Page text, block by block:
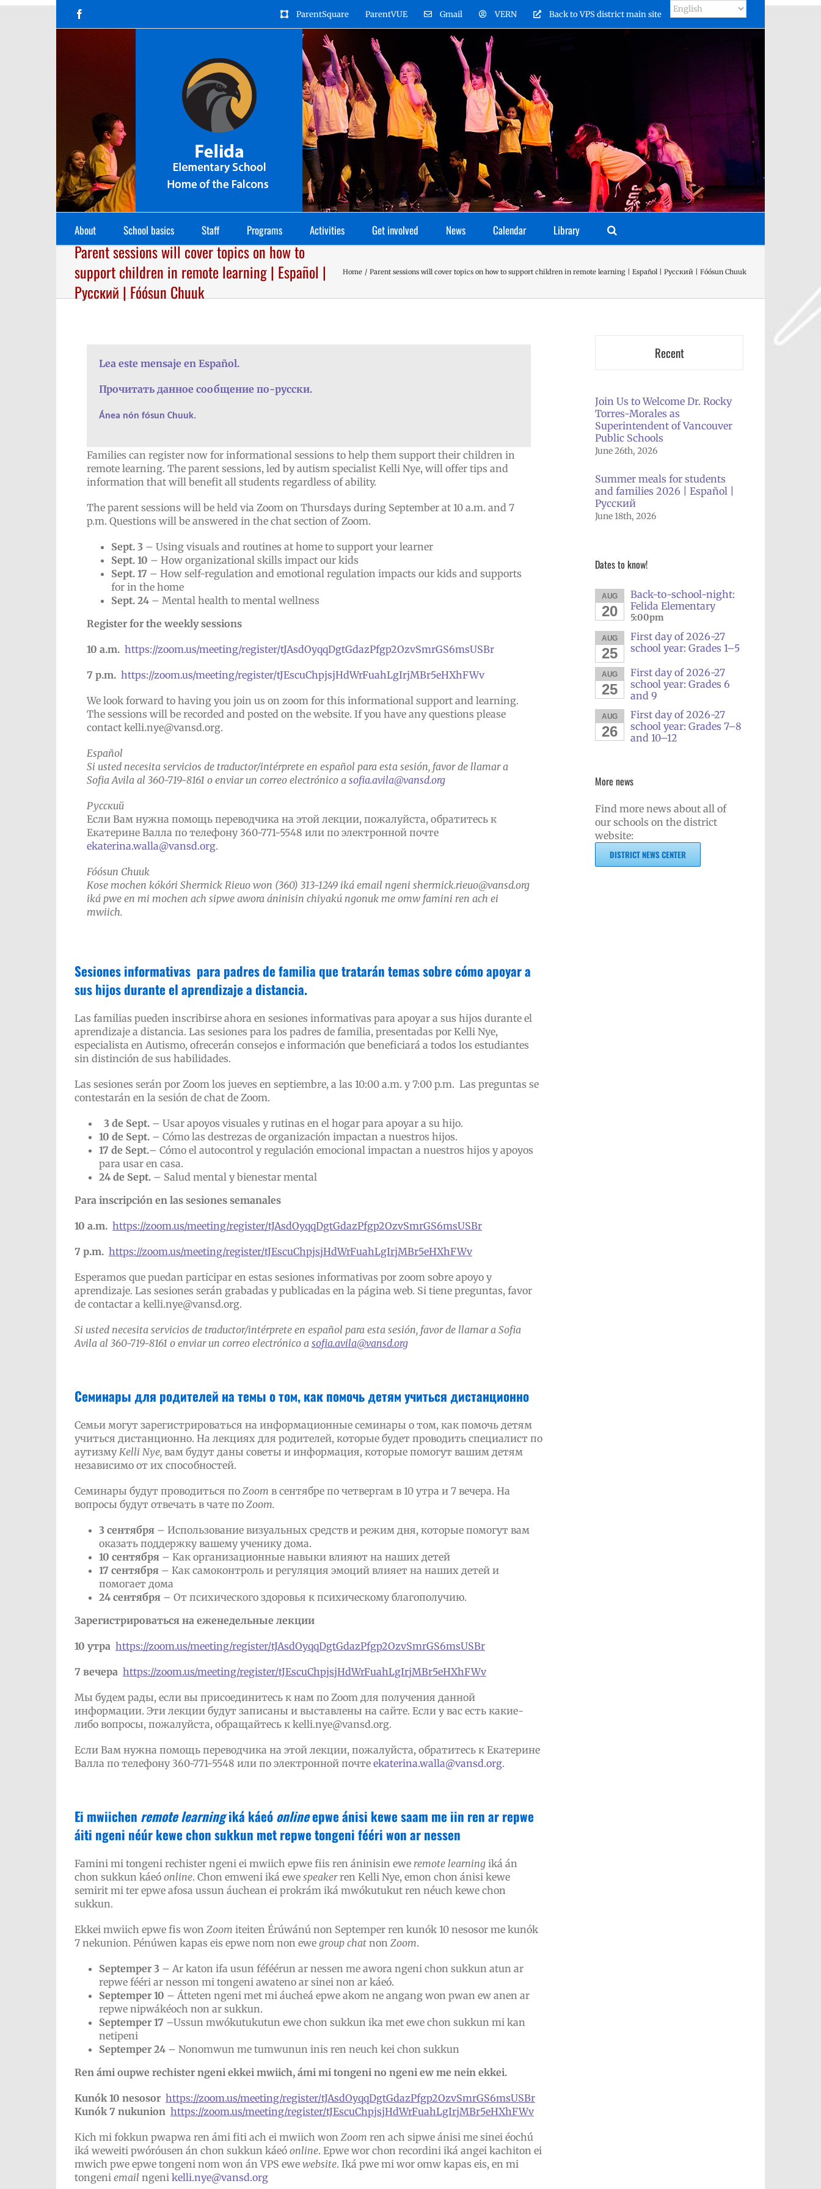
Skip
ParentSquare ParentVUE Gmail VERN Back to VPS district main site
About School basics Staff Programs Activities Get involved News Calendar Library
Parent sessions will cover topics on how to
support children in remote learning | Español |
Русский | Fóósun Chuuk
Home Parent sessions will cover topics on how to support children in remote learning | Español | Русский | Fóósun Chuuk
Lea este mensaje en Español.
Прочитать данное сообщение по-русски.
Ánea nón fósun Chuuk.
Families can register now for informational sessions to help them support their children in
remote learning. The parent sessions, led by autism specialist Kelli Nye, will offer tips and
information that will benefit all students regardless of ability.
The parent sessions will be held via Zoom on Thursdays during September at 10 a.m. and 7
p.m. Questions will be answered in the chat section of Zoom.
Sept. 3 – Using visuals and routines at home to support your learner
Sept. 10 – How organizational skills impact our kids
Sept. 17 – How self-regulation and emotional regulation impacts our kids and supports
for in the home
Sept. 24 – Mental health to mental wellness
Register for the weekly sessions
10 a.m. https://zoom.us/meeting/register/tJAsdOyqqDgtGdazPfgp2OzvSmrGS6msUSBr
7 p.m. https://zoom.us/meeting/register/tJEscuChpjsjHdWrFuahLgIrjMBr5eHXhFWv
We look forward to having you join us on zoom for this informational support and learning.
The sessions will be recorded and posted on the website. If you have any questions please
contact kelli.nye@vansd.org.
Español
Si usted necesita servicios de traductor/intérprete en español para esta sesión, favor de llamar a
Sofia Avila al 360-719-8161 o enviar un correo electrónico a sofia.avila@vansd.org
Русский
Если Вам нужна помощь переводчика на этой лекции, пожалуйста, обратитесь к
Екатерине Валла по телефону 360-771-5548 или по электронной почте
ekaterina.walla@vansd.org.
Fóósun Chuuk
Kose mochen kókóri Shermick Rieuo won (360) 313-1249 iká email ngeni shermick.rieuo@vansd.org
iká pwe en mi mochen ach sipwe awora áninisin chiyakú ngonuk me omw famini ren ach ei
mwiich.
Sesiones informativas para padres de familia que tratarán temas sobre cómo apoyar a
sus hijos durante el aprendizaje a distancia.
Las familias pueden inscribirse ahora en sesiones informativas para apoyar a sus hijos durante el
aprendizaje a distancia. Las sesiones para los padres de familia, presentadas por Kelli Nye,
especialista en Autismo, ofrecerán consejos e información que beneficiará a todos los estudiantes
sin distinción de sus habilidades.
Las sesiones serán por Zoom los jueves en septiembre, a las 10:00 a.m. y 7:00 p.m. Las preguntas se
contestarán en la sesión de chat de Zoom.
3 de Sept. – Usar apoyos visuales y rutinas en el hogar para apoyar a su hijo.
10 de Sept. – Cómo las destrezas de organización impactan a nuestros hijos.
17 de Sept.– Cómo el autocontrol y regulación emocional impactan a nuestros hijos y apoyos
para usar en casa.
24 de Sept. – Salud mental y bienestar mental
Para inscripción en las sesiones semanales
10 a.m. https://zoom.us/meeting/register/tJAsdOyqqDgtGdazPfgp2OzvSmrGS6msUSBr
7 p.m. https://zoom.us/meeting/register/tJEscuChpjsjHdWrFuahLgIrjMBr5eHXhFWv
Esperamos que puedan participar en estas sesiones informativas por zoom sobre apoyo y
aprendizaje. Las sesiones serán grabadas y publicadas en la página web. Si tiene preguntas, favor
de contactar a kelli.nye@vansd.org.
Si usted necesita servicios de traductor/intérprete en español para esta sesión, favor de llamar a Sofia
Avila al 360-719-8161 o enviar un correo electrónico a sofia.avila@vansd.org
Семинары для родителей на темы о том, как помочь детям учиться дистанционно
Семьи могут зарегистрироваться на информационные семинары о том, как помочь детям
учиться дистанционно. На лекциях для родителей, которые будет проводить специалист по
аутизмуKelli Nye, вам будут даны советы и информация, которые помогут вашим детям
независимо от их способностей.
Семинары будут проводиться по Zoom в сентябре по четвергам в 10 утра и 7 вечера. На
вопросы будут отвечать в чате по Zoom.
3 сентября– Использование визуальных средств и режим дня, которые помогут вам
оказать поддержку вашему ученику дома.
10 сентября– Как организационные навыки влияют на наших детей
17 сентября– Как самоконтроль и регуляция эмоций влияет на наших детей и
помогает дома
24 сентября – От психического здоровья к психическому благополучию.
Зарегистрироваться на еженедельные лекции
10 утра https://zoom.us/meeting/register/tJAsdOyqqDgtGdazPfgp2OzvSmrGS6msUSBr
7 вечера https://zoom.us/meeting/register/tJEscuChpjsjHdWrFuahLgIrjMBr5eHXhFWv
Мы будем рады, если вы присоединитесь к нам по Zoom для получения данной
информации. Эти лекции будут записаны и выставлены на сайте. Если у вас есть какие-
либо вопросы, пожалуйста, обращайтесь к kelli.nye@vansd.org.
Если Вам нужна помощь переводчика на этой лекции, пожалуйста, обратитесь к Екатерине
Валла по телефону 360-771-5548 или по электронной почте ekaterina.walla@vansd.org.
Ei mwiichen remote learningiká káeóonlineepwe ánisi kewe saam me iin ren ar repwe
áiti ngeni néúr kewe chon sukkun met repwe tongeni fééri won ar nessen
Famini mi tongeni rechister ngeni ei mwiich epwe fiis ren áninisin ewe remote learningiká án
chon sukkun káeó online. Chon emweni iká ewe speakerren Kelli Nye, emon chon ánisi kewe
semirit mi ter epwe afosa ussun áuchean ei prokrám iká mwókutukut ren néuch kewe chon
sukkun.
Ekkei mwiich epwe fis won Zoom iteiten Érúwánú non Septemper ren kunók 10 nesosor me kunók
7 nekunion. Pénúwen kapas eis epwe nom non ewe group chatnon Zoom.
Septemper 3– Ar katon ifa usun féféérun ar nessen me awora ngeni chon sukkun atun ar
repwe fééri ar nesson mi tongeni awateno ar sinei non ar káeó.
Septemper 10 – Átteten ngeni met mi áucheá epwe akom ne angang won pwan ew anen ar
repwe nipwákéoch non ar sukkun.
Septemper 17 –Ussun mwókutukutun ewe chon sukkun ika met ewe chon sukkun mi kan
netipeni
Septemper 24– Nonomwun me tumwunun inis ren neuch kei chon sukkun
Ren ámi oupwe rechister ngeni ekkei mwiich, ámi mi tongeni no ngeni ew me nein ekkei.
Kunók 10 nesosor https://zoom.us/meeting/register/tJAsdOyqqDgtGdazPfgp2OzvSmrGS6msUSBr
Kunók 7 nukunion https://zoom.us/meeting/register/tJEscuChpjsjHdWrFuahLgIrjMBr5eHXhFWv
Kich mi fokkun pwapwa ren ámi fiti ach ei mwiich won Zoom ren ach sipwe ánisi me sinei éochú
iká weweiti pwóróusen án chon sukkun káeó online. Epwe wor chon recordini iká angei kachiton ei
mwich pwe epwe tongeni nom won án VPS ewe website. Iká pwe mi wor omw kapas eis, en mi
tongeni email ngeni kelli.nye@vansd.org
Recent
Join Us to Welcome Dr. Rocky
Torres-Morales as
Superintendent of Vancouver
Public Schools
June 26th, 2026
Summer meals for students
and families 2026 | Español |
Русский
June 18th, 2026
Dates to know!
AUG
20
Back-to-school-night:
Felida Elementary
5:00pm
AUG
25
First day of 2026-27
school year: Grades 1–5
AUG
25
First day of 2026-27
school year: Grades 6
and 9
AUG
26
First day of 2026-27
school year: Grades 7–8
and 10–12
More news
Find more news about all of
our schools on the district
website:
DISTRICT NEWS CENTER